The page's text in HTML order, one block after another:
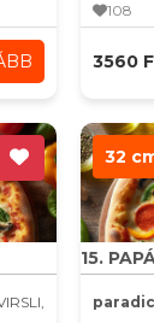
108
3560
32
15.